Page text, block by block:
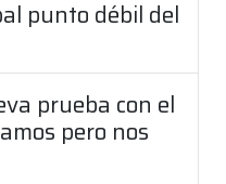
punto débil del
prueba con el
pero nos